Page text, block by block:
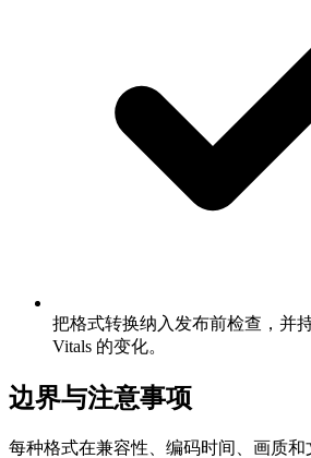
把格式转换纳入发布前检查，并
Vitals 的变化。
边界与注意事项
每种格式在兼容性、编码时间、画质和